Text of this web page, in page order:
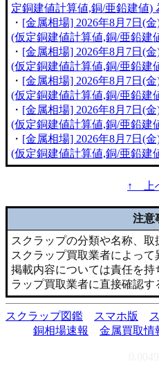
定銅建値計算値,銅/亜鉛建値)
・ [金属相場] 2026年8月7日(
(仮定銅建値計算値,銅/亜鉛建
・ [金属相場] 2026年8月7日(
(仮定銅建値計算値,銅/亜鉛建
・ [金属相場] 2026年8月7日(
(仮定銅建値計算値,銅/亜鉛建
・ [金属相場] 2026年8月7日(
(仮定銅建値計算値,銅/亜鉛建
・ [金属相場] 2026年8月7日(
(仮定銅建値計算値,銅/亜鉛建
↑ 上
注意
スクラップの分類や名称、
スクラップ買取業者によって
掲載内容については責任を
ラップ買取業者に直接確認す
スクラップ図鑑 スマホ版
銅相場速報
金属買取情